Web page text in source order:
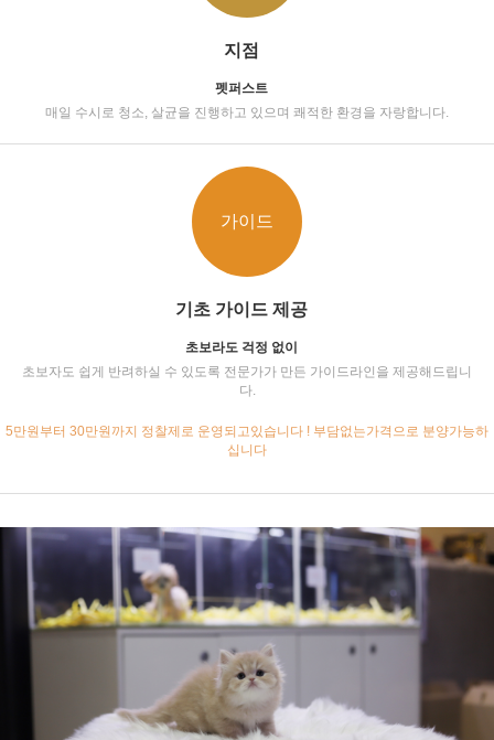
지점
펫퍼스트
매일 수시로 청소, 살균을 진행하고 있으며 쾌적한 환경을 자랑합니다.
가이드
기초 가이드 제공
초보라도 걱정 없이
초보자도 쉽게 반려하실 수 있도록 전문가가 만든 가이드라인을 제공해드립니
다.
5만원부터 30만원까지 정찰제로 운영되고있습니다 ! 부담없는가격으로 분양가능하
십니다